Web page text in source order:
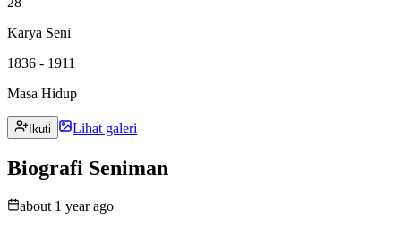
Karya Seni
1836 - 1911
Masa Hidup
Ikuti Lihat galeri
Biografi Seniman
about 1 year ago